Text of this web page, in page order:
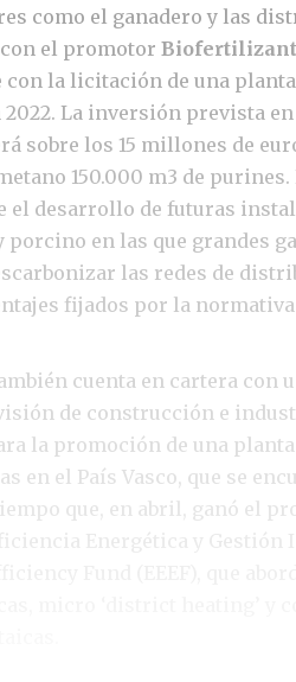
como el ganadero y las
el promotor
la licitación de una
La inversión prevista en
sobre los 15 millones de
150.000 m3 de purines.
el desarrollo de futuras
porcino en las que grandes
las redes de
fijados por la
cuenta en cartera con
de construcción e
la promoción de una
en el País Vasco, que se
que, en abril, ganó el